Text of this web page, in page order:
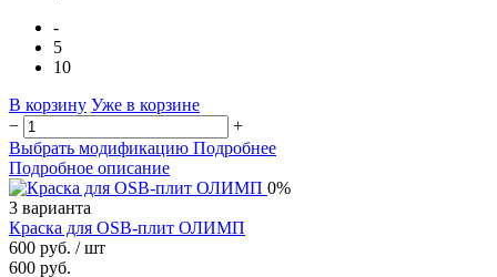
-
5
10
В корзину Уже в корзине
−
+
Выбрать модификацию Подробнее
Подробное описание
0%
3 варианта
Краска для OSB-плит ОЛИМП
600 руб. / шт
600 руб.